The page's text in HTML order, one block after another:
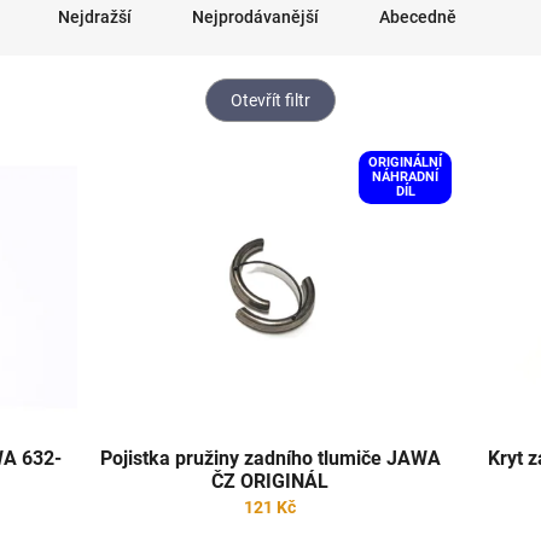
Nejdražší Nejprodávanější Abecedně
Otevřít filtr
632-
ORIGINÁLNÍ
NÁHRADNÍ
DÍL
Pojistka pružiny zadního tlumiče JAWA
ČZ ORIGINÁL
121 Kč
Kryt